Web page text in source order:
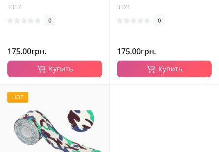
3317
0
175.00грн.
Купить
3321
0
175.00грн.
Купить
HOT